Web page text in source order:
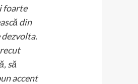
foarte
din
dezvolta.
să
accent